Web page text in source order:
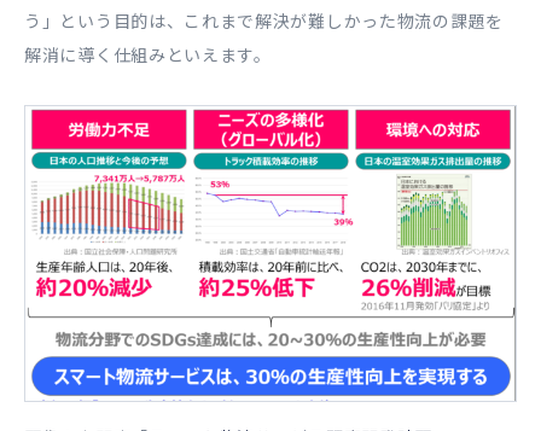
う」という目的は、これまで解決が難しかった物流の課題を
解消に導く仕組みといえます。